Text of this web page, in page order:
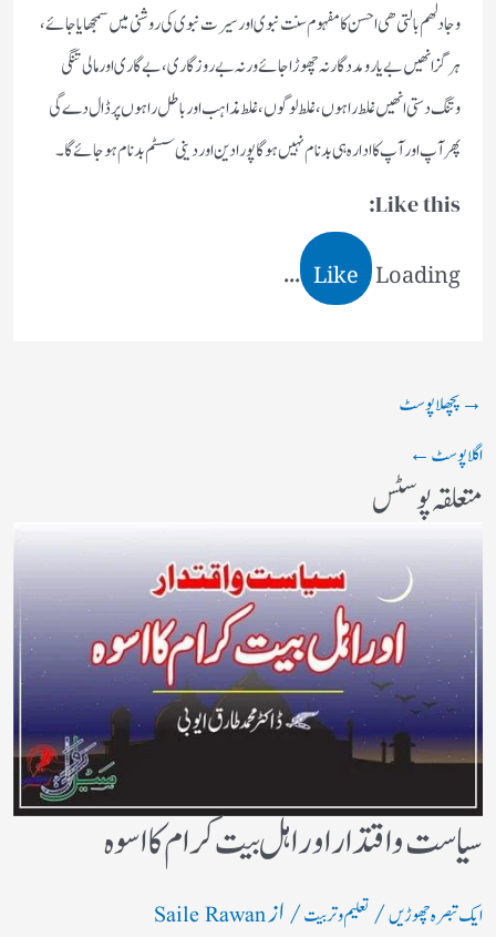
وجادلھم بالتی ھی احسن کا مفہوم سنت نبوی اور سیرت نبوی کی روشنی میں سمجھایا جائے،
ہرگز انھیں بے یار و مددگار نہ چھوڑا جائے ورنہ بے روزگاری، بے گاری اور مالی تنگی
وتنگ دستی انھیں غلط راہوں، غلط لوگوں، غلط مذاہب اور باطل راہوں پر ڈال دے گی
پھر آپ اورآپ کا ادارہ ہی بدنام نہیں ہوگا پورا دین اور دینی سسٹم بدنام ہوجائے گا۔
Like this:
Like Loading...
→پچھلا پوسٹ
اگلا پوسٹ←
متعلقہ پوسٹس
سیاست واقتدار اور اہل بیت کرام کا اسوہ
ایک تبصرہ چھوڑیں/ تعلیم و تربیت/ ازSaile Rawan